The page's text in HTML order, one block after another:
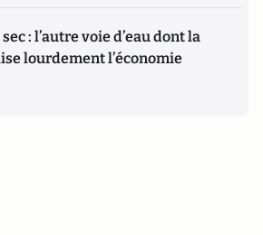
: l’autre voie d’eau dont la
lourdement l’économie